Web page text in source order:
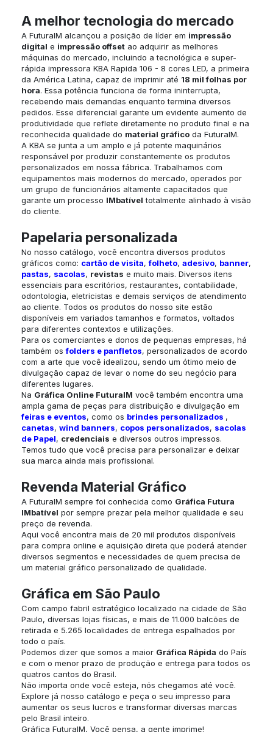
A melhor tecnologia do mercado
A FuturaIM alcançou a posição de líder em impressão
digital e impressão offset ao adquirir as melhores
máquinas do mercado, incluindo a tecnológica e super-
rápida impressora KBA Rapida 106 - 8 cores LED, a primeira
da América Latina, capaz de imprimir até 18 mil folhas por
hora. Essa potência funciona de forma ininterrupta,
recebendo mais demandas enquanto termina diversos
pedidos. Esse diferencial garante um evidente aumento de
produtividade que reflete diretamente no produto final e na
reconhecida qualidade do material gráfico da FuturaIM.
A KBA se junta a um amplo e já potente maquinários
responsável por produzir constantemente os produtos
personalizados em nossa fábrica. Trabalhamos com
equipamentos mais modernos do mercado, operados por
um grupo de funcionários altamente capacitados que
garante um processo IMbatível totalmente alinhado à visão
do cliente.
Papelaria personalizada
No nosso catálogo, você encontra diversos produtos
gráficos como: cartão de visita,folheto, adesivo, banner,
pastas, sacolas, revistas e muito mais. Diversos itens
essenciais para escritórios, restaurantes, contabilidade,
odontologia, eletricistas e demais serviços de atendimento
ao cliente. Todos os produtos do nosso site estão
disponíveis em variados tamanhos e formatos, voltados
para diferentes contextos e utilizações.
Para os comerciantes e donos de pequenas empresas, há
também osfolders e panfletos, personalizados de acordo
com a arte que você idealizou, sendo um ótimo meio de
divulgação capaz de levar o nome do seu negócio para
diferentes lugares.
Na Gráfica Online FuturaIM você também encontra uma
ampla gama de peças para distribuição e divulgação em
feiras e eventos, como os brindes personalizados ,
canetas, wind banners, copos personalizados, sacolas
de Papel, credenciais e diversos outros impressos.
Temos tudo que você precisa para personalizar e deixar
sua marca ainda mais profissional.
Revenda Material Gráfico
A FuturaIM sempre foi conhecida como Gráfica Futura
IMbatível por sempre prezar pela melhor qualidade e seu
preço de revenda.
Aqui você encontra mais de 20 mil produtos disponíveis
para compra online e aquisição direta que poderá atender
diversos segmentos e necessidades de quem precisa de
um material gráfico personalizado de qualidade.
Gráfica em São Paulo
Com campo fabril estratégico localizado na cidade de São
Paulo, diversas lojas físicas, e mais de 11.000 balcões de
retirada e 5.265 localidades de entrega espalhados por
todo o país.
Podemos dizer que somos a maior Gráfica Rápida do País
e com o menor prazo de produção e entrega para todos os
quatros cantos do Brasil.
Não importa onde você esteja, nós chegamos até você.
Explore já nosso catálogo e peça o seu impresso para
aumentar os seus lucros e transformar diversas marcas
pelo Brasil inteiro.
Gráfica FuturaIM, Você pensa, a gente imprime!